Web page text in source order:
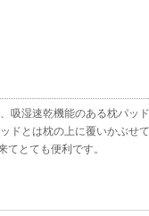
吸湿速乾機能のある枕パッ
ドとは枕の上に覆いかぶせ
てとても便利です。